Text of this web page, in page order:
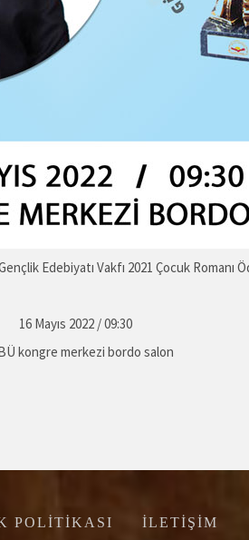
Edebiyatı Vakfı 2021 Çocuk Romanı
16 Mayıs 2022 / 09:30
kongre merkezi bordo salon
POLITIKASI İLETIŞIM